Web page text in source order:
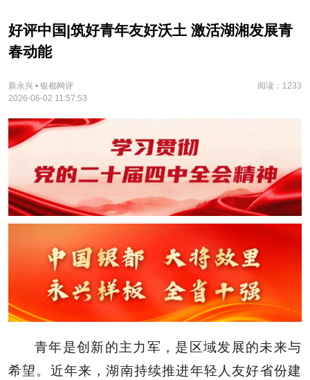
好评中国|筑好青年友好沃土 激活湖湘发展青
春动能
新永兴 • 银都网评
阅读：1233
2026-06-02 11:57:53
青年是创新的主力军，是区域发展的未来与
希望。近年来，湖南持续推进年轻人友好省份建